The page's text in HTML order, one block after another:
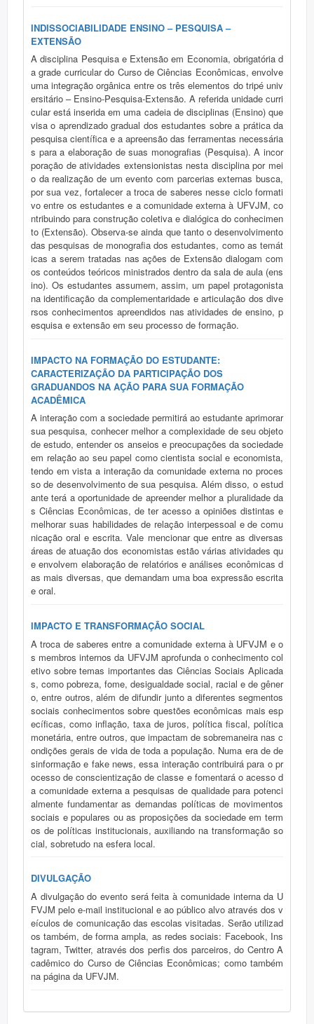
INDISSOCIABILIDADE ENSINO – PESQUISA –
EXTENSÃO
A disciplina Pesquisa e Extensão em Economia, obrigatória d
a grade curricular do Curso de Ciências Econômicas, envolve
uma integração orgânica entre os três elementos do tripé univ
ersitário – Ensino-Pesquisa-Extensão. A referida unidade curri
cular está inserida em uma cadeia de disciplinas (Ensino) que
visa o aprendizado gradual dos estudantes sobre a prática da
pesquisa científica e a apreensão das ferramentas necessária
s para a elaboração de suas monografias (Pesquisa). A incor
poração de atividades extensionistas nesta disciplina por mei
o da realização de um evento com parcerias externas busca,
por sua vez, fortalecer a troca de saberes nesse ciclo formati
vo entre os estudantes e a comunidade externa à UFVJM, co
ntribuindo para construção coletiva e dialógica do conhecimen
to (Extensão). Observa-se ainda que tanto o desenvolvimento
das pesquisas de monografia dos estudantes, como as temát
icas a serem tratadas nas ações de Extensão dialogam com
os conteúdos teóricos ministrados dentro da sala de aula (ens
ino). Os estudantes assumem, assim, um papel protagonista
na identificação da complementaridade e articulação dos dive
rsos conhecimentos apreendidos nas atividades de ensino, p
esquisa e extensão em seu processo de formação.
IMPACTO NA FORMAÇÃO DO ESTUDANTE:
CARACTERIZAÇÃO DA PARTICIPAÇÃO DOS
GRADUANDOS NA AÇÃO PARA SUA FORMAÇÃO
ACADÊMICA
A interação com a sociedade permitirá ao estudante aprimorar
sua pesquisa, conhecer melhor a complexidade de seu objeto
de estudo, entender os anseios e preocupações da sociedade
em relação ao seu papel como cientista social e economista,
tendo em vista a interação da comunidade externa no proces
so de desenvolvimento de sua pesquisa. Além disso, o estud
ante terá a oportunidade de apreender melhor a pluralidade da
s Ciências Econômicas, de ter acesso a opiniões distintas e
melhorar suas habilidades de relação interpessoal e de comu
nicação oral e escrita. Vale mencionar que entre as diversas
áreas de atuação dos economistas estão várias atividades qu
e envolvem elaboração de relatórios e análises econômicas d
as mais diversas, que demandam uma boa expressão escrita
e oral.
IMPACTO E TRANSFORMAÇÃO SOCIAL
A troca de saberes entre a comunidade externa à UFVJM e o
s membros internos da UFVJM aprofunda o conhecimento col
etivo sobre temas importantes das Ciências Sociais Aplicada
s, como pobreza, fome, desigualdade social, racial e de gêner
o, entre outros, além de difundir junto a diferentes segmentos
sociais conhecimentos sobre questões econômicas mais esp
ecíficas, como inflação, taxa de juros, política fiscal, política
monetária, entre outros, que impactam de sobremaneira nas c
ondições gerais de vida de toda a população. Numa era de de
sinformação e fake news, essa interação contribuirá para o pr
ocesso de conscientização de classe e fomentará o acesso d
a comunidade externa a pesquisas de qualidade para potenci
almente fundamentar as demandas políticas de movimentos
sociais e populares ou as proposições da sociedade em term
os de políticas institucionais, auxiliando na transformação so
cial, sobretudo na esfera local.
DIVULGAÇÃO
A divulgação do evento será feita à comunidade interna da U
FVJM pelo e-mail institucional e ao público alvo através dos v
eículos de comunicação das escolas visitadas. Serão utilizad
os também, de forma ampla, as redes sociais: Facebook, Ins
tagram, Twitter, através dos perfis dos parceiros, do Centro A
cadêmico do Curso de Ciências Econômicas; como também
na página da UFVJM.